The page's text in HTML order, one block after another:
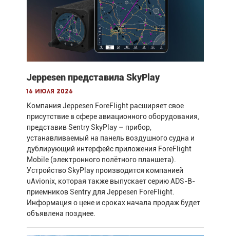
Jeppesen представила SkyPlay
16 июля 2026
Компания Jeppesen ForeFlight расширяет свое
присутствие в сфере авиационного оборудования,
представив Sentry SkyPlay – прибор,
устанавливаемый на панель воздушного судна и
дублирующий интерфейс приложения ForeFlight
Mobile (электронного полётного планшета).
Устройство SkyPlay производится компанией
uAvionix, которая также выпускает серию ADS-B-
приемников Sentry для Jeppesen ForeFlight.
Информация о цене и сроках начала продаж будет
объявлена позднее.